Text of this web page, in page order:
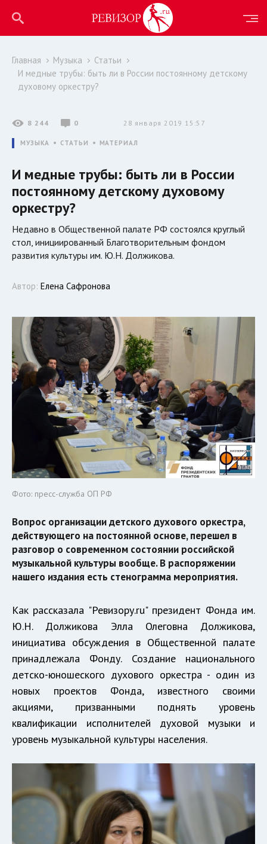
Главная Музыка
Статьи
И медные трубы: быть ли в России постоянному детскому
духовому оркестру?
8 244 0 28 января 2019 15:57
МУЗЫКА СТАТЬИ МАТЕРИАЛ
И медные трубы: быть ли в России
постоянному детскому духовому
оркестру?
Недавно в Общественной палате РФ состоялся круглый
стол, инициированный Благотворительным фондом
развития культуры им. Ю.Н. Должикова.
Автор: Елена Сафронова
Фото: пресс-служба ОП РФ
Вопрос организации детского духового оркестра,
действующего на постоянной основе, перешел в
разговор о современном состоянии российской
музыкальной культуры вообще. В распоряжении
нашего издания есть стенограмма мероприятия.
Как рассказала "Ревизору.ru" президент Фонда им.
Ю.Н. Должикова Элла Олеговна Должикова,
инициатива обсуждения в Общественной палате
принадлежала Фонду. Создание национального
детско-юношеского духового оркестра - один из
новых проектов Фонда, известного своими
акциями, призванными поднять уровень
квалификации исполнителей духовой музыки и
уровень музыкальной культуры населения.